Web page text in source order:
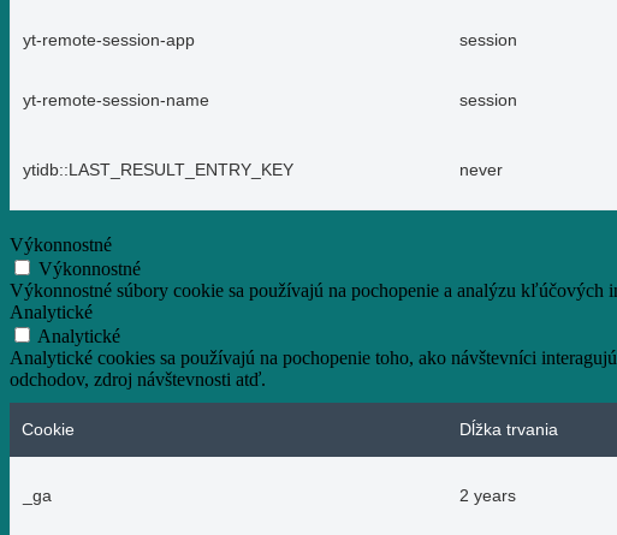
yt-remote-session-app session
yt-remote-session-name session
ytidb::LAST_RESULT_ENTRY_KEY never
Výkonnostné
Výkonnostné
Výkonnostné súbory cookie sa používajú na pochopenie a analýzu
Analytické
Analytické
Analytické cookies sa používajú na pochopenie toho, ako návštevníci
odchodov, zdroj návštevnosti atď.
Cookie Dĺžka trvania
_ga 2 years